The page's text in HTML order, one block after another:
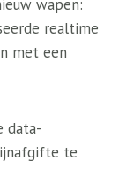
wapen:
realtime
met een
data-
te